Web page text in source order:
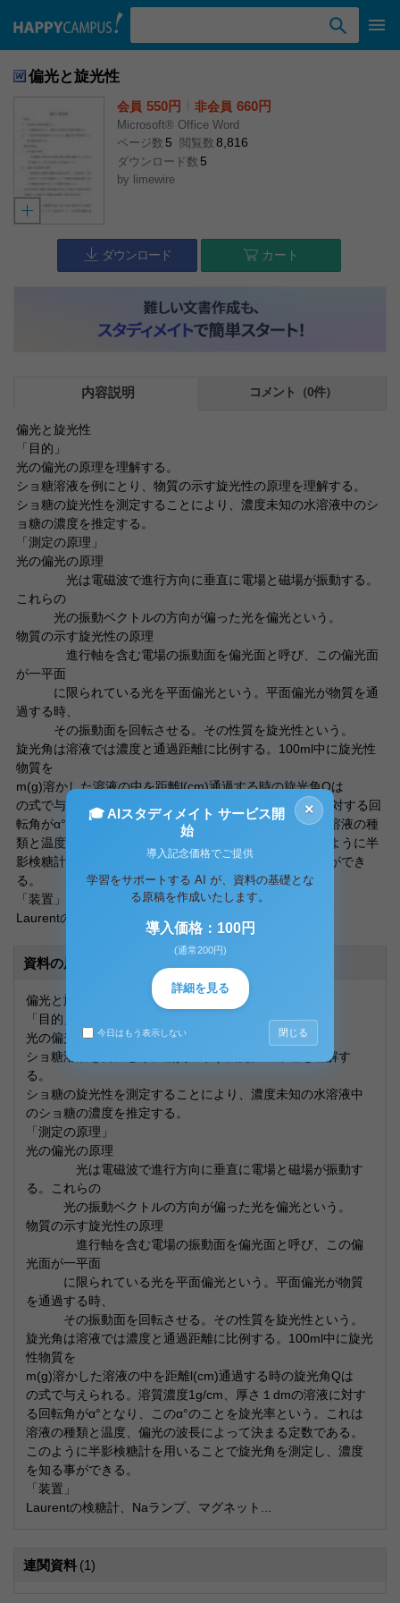
偏光と旋光性
会員 550円 非会員 660円
Microsoft® Office Word
ページ数 5 閲覧数 8,816
ダウンロード数 5
by limewire
ダウンロード カート
内容説明 コメント（0件）
偏光と旋光性
「目的」
光の偏光の原理を理解する。
ショ糖溶液を例にとり、物質の示す旋光性の原理を理解する。
ショ糖の旋光性を測定することにより、濃度未知の水溶液中のシ
ョ糖の濃度を推定する。
「測定の原理」
光の偏光の原理
光は電磁波で進行方向に垂直に電場と磁場が振動する。
これらの
光の振動ベクトルの方向が偏った光を偏光という。
物質の示す旋光性の原理
進行軸を含む電場の振動面を偏光面と呼び、この偏光面
が一平面
に限られている光を平面偏光という。平面偏光が物質を通
過する時、
その振動面を回転させる。その性質を旋光性という。
旋光角は溶液では濃度と通過距離に比例する。100ml中に旋光性
物質を
m(g)溶かした溶液の中を距離l(cm)通過する時の旋光角Qは
の式で与えられる。溶質濃度1g/cm、厚さ１dmの溶液に対する回
転角がα°となり、このα°のことを旋光率という。これは溶液の種
類と温度、偏光の波長によって決まる定数である。このように半
影検糖計を用いることで旋光角を測定し、濃度を知る事ができ
る。
「装置」
Laurentの検糖計、Naランプ、マグネット
資料の原本内容
偏光と旋光性
「目的」
光の偏光の原理を理解する。
ショ糖溶液を例にとり、物質の示す旋光性の原理を理解す
る。
ショ糖の旋光性を測定することにより、濃度未知の水溶液中
のショ糖の濃度を推定する。
「測定の原理」
光の偏光の原理
光は電磁波で進行方向に垂直に電場と磁場が振動す
る。これらの
光の振動ベクトルの方向が偏った光を偏光という。
物質の示す旋光性の原理
進行軸を含む電場の振動面を偏光面と呼び、この偏
光面が一平面
に限られている光を平面偏光という。平面偏光が物質
を通過する時、
その振動面を回転させる。その性質を旋光性という。
旋光角は溶液では濃度と通過距離に比例する。100ml中に旋光
性物質を
m(g)溶かした溶液の中を距離l(cm)通過する時の旋光角Qは
の式で与えられる。溶質濃度1g/cm、厚さ１dmの溶液に対す
る回転角がα°となり、このα°のことを旋光率という。これは
溶液の種類と温度、偏光の波長によって決まる定数である。
このように半影検糖計を用いることで旋光角を測定し、濃度
を知る事ができる。
「装置」
Laurentの検糖計、Naランプ、マグネット...
連関資料 (1)
×
🎓 AIスタディメイト サービス開
始
導入記念価格でご提供
学習をサポートする AI が、資料の基礎とな
る原稿を作成いたします。
導入価格：100円
(通常200円)
詳細を見る
今日はもう表示しない 閉じる